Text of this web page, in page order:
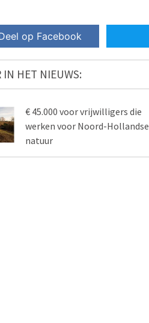
op Facebook
IN HET NIEUWS:
€ 45.000 voor vrijwilligers die
werken voor Noord-Hollandse
natuur